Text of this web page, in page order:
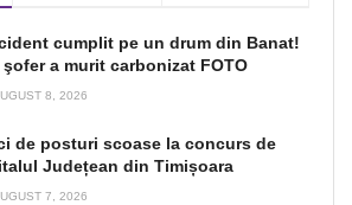
cumplit pe un drum din Banat!
şofer a murit carbonizat FOTO
8, 2026
de posturi scoase la concurs de
Județean din Timișoara
7, 2026